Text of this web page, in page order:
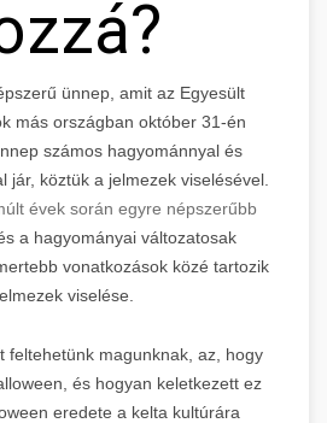
ünnep, amit az Egyesült
más országban október 31-én
számos hagyománnyal és
jár, köztük a jelmezek viselésével.
évek során egyre népszerűbb
a hagyományai változatosak
vonatkozások közé tartozik
viselése.
feltehetünk magunknak, az, hogy
és hogyan keletkezett ez
eredete a kelta kultúrára